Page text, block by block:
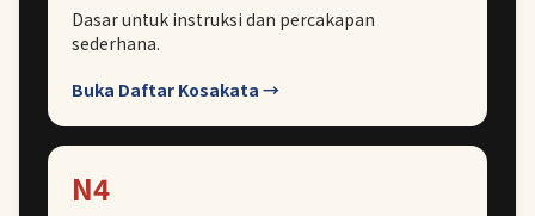
Dasar untuk instruksi dan percakapan
sederhana.
Buka Daftar Kosakata →
N4